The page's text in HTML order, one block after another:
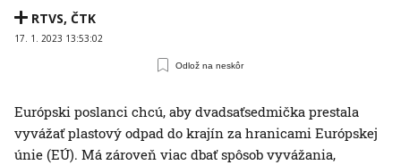
RTVS, ČTK
17. 1. 2023 13:53:02
Odlož na neskôr
Európski poslanci chcú, aby dvadsaťsedmička prestala
vyvážať plastový odpad do krajín za hranicami Európskej
únie (EÚ). Má zároveň viac dbať spôsob vyvážania,